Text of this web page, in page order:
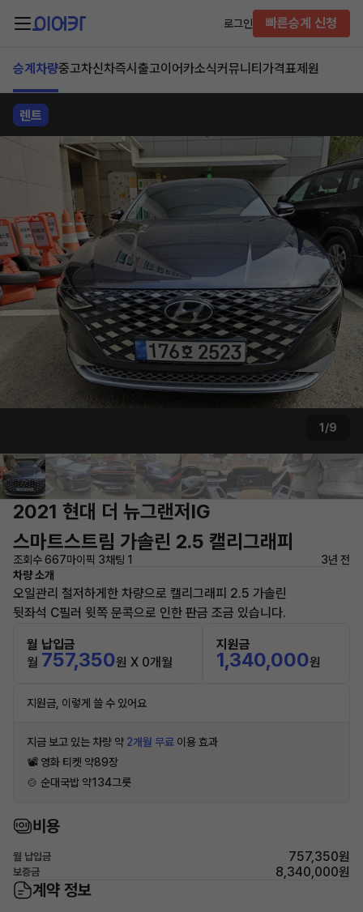
로그인 빠른승계 신청
승계차량중고차신차즉시출고이어카소식커뮤니티 가격표제원
렌트
1/9
2021 현대 더 뉴그랜저IG
스마트스트림 가솔린 2.5 캘리그래피
조회수 667마이픽 3채팅 1
3년 전
차량 소개
오일관리 철저하게한 차량으로 캘리그래피 2.5 가솔린
뒷좌석 C필러 윗쪽 문콕으로 인한 판금 조금 있습니다.
월 납입금
월 757,350원 X 0개월
지원금
1,340,000원
지원금, 이렇게 쓸 수 있어요
지금 보고 있는 차량 약 2개월 무료 이용 효과
📽 영화 티켓 약89장
🍲 순대국밥 약134그릇
비용
월 납입금 757,350원
보증금 8,340,000원
계약 정보